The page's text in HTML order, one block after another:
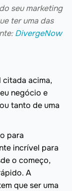
seu marketing
ter uma das
DivergeNow
acima,
negócio e
tanto de uma
para
incrível para
o começo,
A
que ser uma